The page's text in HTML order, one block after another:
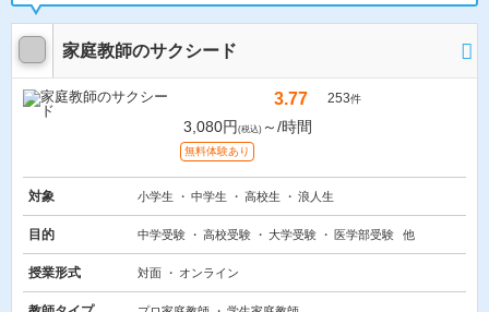
家庭教師のサクシード
3.77 253件
3,080円 (税込) ～/時間
無料体験あり
対象 小学生 中学生 高校生 浪人生
目的 中学受験 高校受験 大学受験 医学部受験 他
授業形式 対面 オンライン